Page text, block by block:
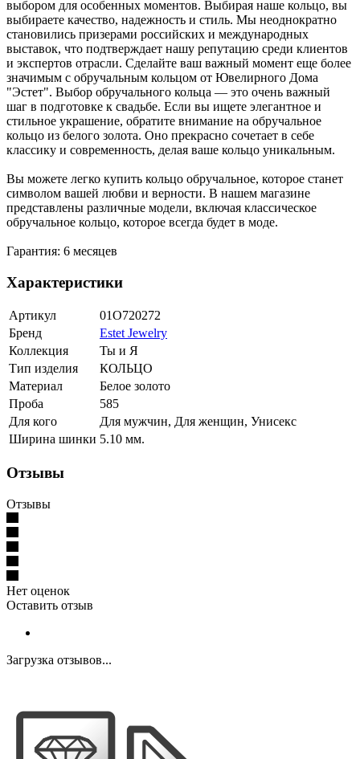
выбором для особенных моментов. Выбирая наше кольцо, вы
выбираете качество, надежность и стиль. Мы неоднократно
становились призерами российских и международных
выставок, что подтверждает нашу репутацию среди клиентов
и экспертов отрасли. Сделайте ваш важный момент еще более
значимым с обручальным кольцом от Ювелирного Дома
"Эстет". Выбор обручального кольца — это очень важный
шаг в подготовке к свадьбе. Если вы ищете элегантное и
стильное украшение, обратите внимание на обручальное
кольцо из белого золота. Оно прекрасно сочетает в себе
классику и современность, делая ваше кольцо уникальным.
Вы можете легко купить кольцо обручальное, которое станет
символом вашей любви и верности. В нашем магазине
представлены различные модели, включая классическое
обручальное кольцо, которое всегда будет в моде.
Гарантия: 6 месяцев
Характеристики
Артикул
01О720272
Бренд
Estet Jewelry
Коллекция
Ты и Я
Тип изделия
КОЛЬЦО
Материал
Белое золото
Проба
585
Для кого
Для мужчин, Для женщин, Унисекс
Ширина шинки 5.10 мм.
Отзывы
Отзывы
Нет оценок
Оставить отзыв
Загрузка отзывов...